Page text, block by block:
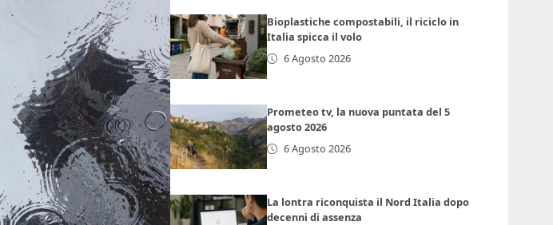
Bioplastiche compostabili, il riciclo in
Italia spicca il volo
6 Agosto 2026
Prometeo tv, la nuova puntata del 5
agosto 2026
6 Agosto 2026
La lontra riconquista il Nord Italia dopo
decenni di assenza